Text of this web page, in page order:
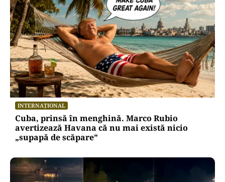
INTERNAȚIONAL
Cuba, prinsă în menghină. Marco Rubio
avertizează Havana că nu mai există nicio
„supapă de scăpare”